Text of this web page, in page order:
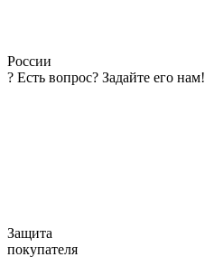
России
? Есть вопрос? Задайте его нам!
Защита
покупателя